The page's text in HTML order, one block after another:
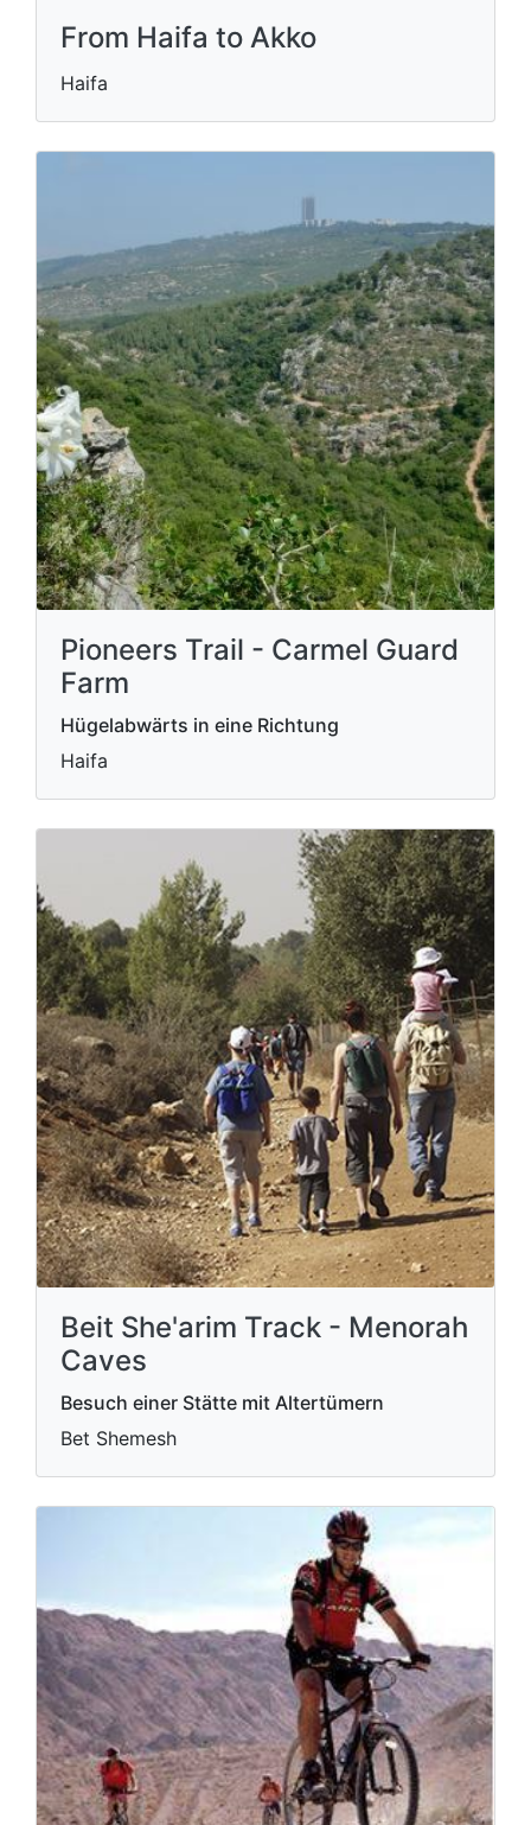
From Haifa to Akko
Haifa
Pioneers Trail - Carmel Guard
Farm
Hügelabwärts in eine Richtung
Haifa
Beit She'arim Track - Menorah
Caves
Besuch einer Stätte mit Altertümern
Bet Shemesh